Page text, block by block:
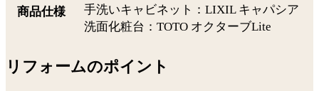
商品仕様
手洗いキャビネット：LIXIL キャパシア
洗面化粧台：TOTO オクターブLite
リフォームのポイント